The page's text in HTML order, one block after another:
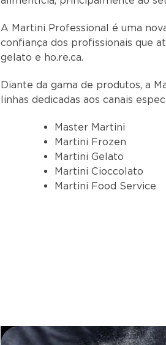
A Martini Professional é uma
confiança dos profissionais que
gelato e ho.re.ca.
Diante da gama de produtos, a
linhas dedicadas aos canais
Master Martini
Martini Frozen
Martini Gelato
Martini Cioccolato
Martini Food Service